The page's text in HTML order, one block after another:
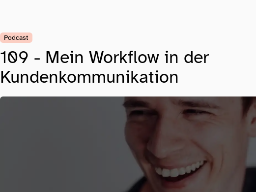
Podcast
109 - Mein Workflow in der
Kundenkommunikation